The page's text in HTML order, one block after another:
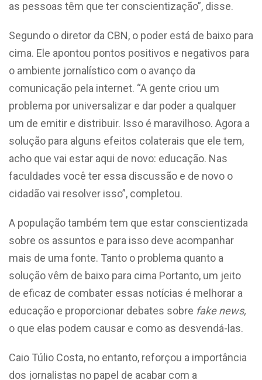
as pessoas têm que ter conscientização”, disse.
Segundo o diretor da CBN, o poder está de baixo para
cima. Ele apontou pontos positivos e negativos para
o ambiente jornalístico com o avanço da
comunicação pela internet. “A gente criou um
problema por universalizar e dar poder a qualquer
um de emitir e distribuir. Isso é maravilhoso. Agora a
solução para alguns efeitos colaterais que ele tem,
acho que vai estar aqui de novo: educação. Nas
faculdades você ter essa discussão e de novo o
cidadão vai resolver isso”, completou.
A população também tem que estar conscientizada
sobre os assuntos e para isso deve acompanhar
mais de uma fonte. Tanto o problema quanto a
solução vêm de baixo para cima Portanto, um jeito
de eficaz de combater essas notícias é melhorar a
educação e proporcionar debates sobre fake news,
o que elas podem causar e como as desvendá-las.
Caio Túlio Costa, no entanto, reforçou a importância
dos jornalistas no papel de acabar com a